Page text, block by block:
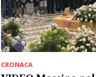
CRONACA